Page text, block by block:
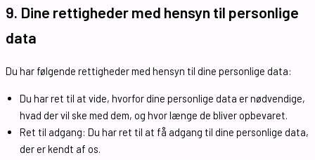
9. Dine rettigheder med hensyn til personlige
data
Du har følgende rettigheder med hensyn til dine personlige data:
Du har ret til at vide, hvorfor dine personlige data er nødvendige,
hvad der vil ske med dem, og hvor længe de bliver opbevaret.
Ret til adgang: Du har ret til at få adgang til dine personlige data,
der er kendt af os.